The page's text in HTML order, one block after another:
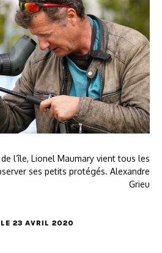
l’île, Lionel Maumary vient tous les
ses petits protégés. Alexandre
Grieu
23 AVRIL 2020